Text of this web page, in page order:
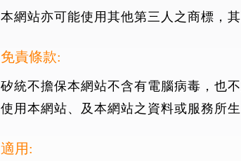
本網站亦可能使用其他第三人之商標，
免責條款:
矽統不擔保本網站不含有電腦病毒，也
使用本網站、及本網站之資料或服務所
適用: